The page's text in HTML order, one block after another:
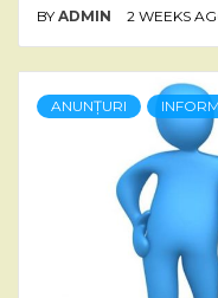
BY ADMIN 2 WEEKS
ANUNȚURI